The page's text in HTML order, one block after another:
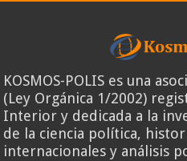
KOSMOS-POLIS es una
(Ley Orgánica 1/2002)
Interior y dedicada a la
de la ciencia política,
internacionales y análisis